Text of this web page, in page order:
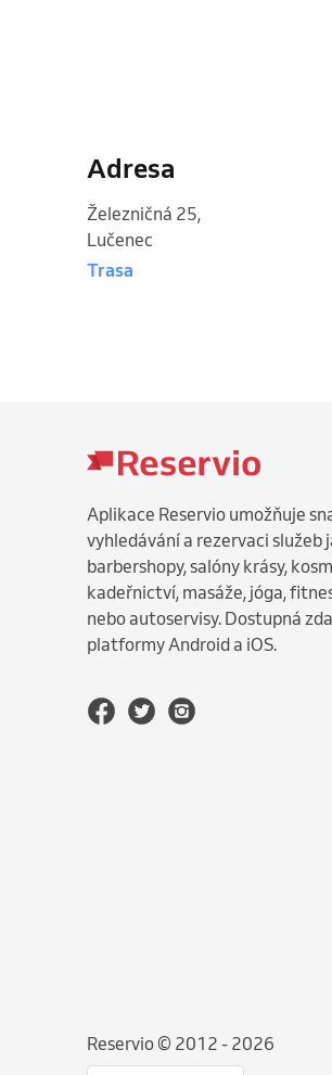
Adresa
Železničná 25,
Lučenec
Trasa
Aplikace Reservio umožňuje
vyhledávání a rezervaci služeb
barbershopy, salóny krásy,
kadeřnictví, masáže, jóga,
nebo autoservisy. Dostupná
platformy Android a iOS.
Reservio © 2012 - 2026